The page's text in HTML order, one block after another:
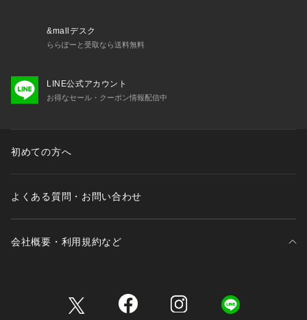
&mallデスク
ららぽーと受取なら送料無料
LINE公式アカウント
お得なセール・クーポン情報配信中
初めての方へ
よくある質問・お問い合わせ
会社概要・利用規約など